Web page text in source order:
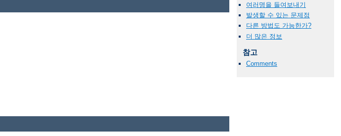
여러명을 들여보내기
발생할 수 있는 문제점
다른 방법도 가능한가?
더 많은 정보
참고
Comments